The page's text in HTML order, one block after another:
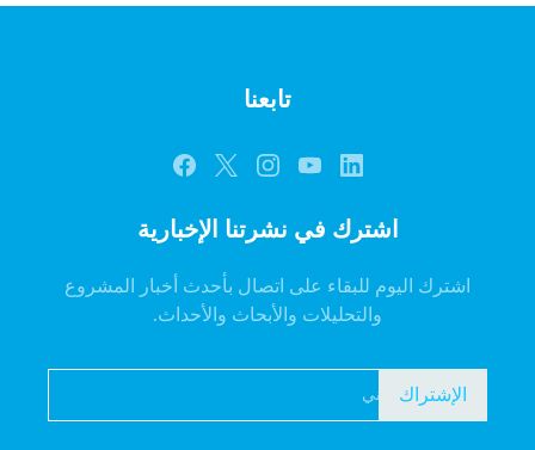
تابعنا
اشترك في نشرتنا الإخبارية
اشترك اليوم للبقاء على اتصال بأحدث أخبار المشروع
والتحليلات والأبحاث والأحداث.
الإشتراك